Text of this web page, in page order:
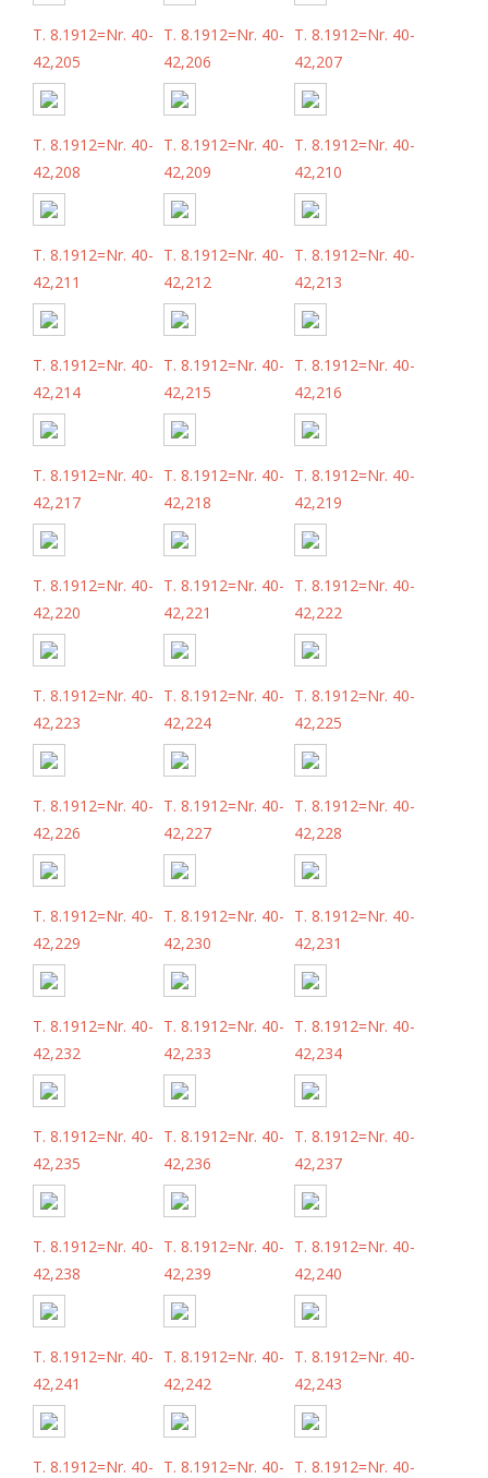
T. 8.1912=Nr. 40-
42,205
T. 8.1912=Nr. 40-
42,206
T. 8.1912=Nr. 40-
42,207
T. 8.1912=Nr. 40-
42,208
T. 8.1912=Nr. 40-
42,209
T. 8.1912=Nr. 40-
42,210
T. 8.1912=Nr. 40-
42,211
T. 8.1912=Nr. 40-
42,212
T. 8.1912=Nr. 40-
42,213
T. 8.1912=Nr. 40-
42,214
T. 8.1912=Nr. 40-
42,215
T. 8.1912=Nr. 40-
42,216
T. 8.1912=Nr. 40-
42,217
T. 8.1912=Nr. 40-
42,218
T. 8.1912=Nr. 40-
42,219
T. 8.1912=Nr. 40-
42,220
T. 8.1912=Nr. 40-
42,221
T. 8.1912=Nr. 40-
42,222
T. 8.1912=Nr. 40-
42,223
T. 8.1912=Nr. 40-
42,224
T. 8.1912=Nr. 40-
42,225
T. 8.1912=Nr. 40-
42,226
T. 8.1912=Nr. 40-
42,227
T. 8.1912=Nr. 40-
42,228
T. 8.1912=Nr. 40-
42,229
T. 8.1912=Nr. 40-
42,230
T. 8.1912=Nr. 40-
42,231
T. 8.1912=Nr. 40-
42,232
T. 8.1912=Nr. 40-
42,233
T. 8.1912=Nr. 40-
42,234
T. 8.1912=Nr. 40-
42,235
T. 8.1912=Nr. 40-
42,236
T. 8.1912=Nr. 40-
42,237
T. 8.1912=Nr. 40-
42,238
T. 8.1912=Nr. 40-
42,239
T. 8.1912=Nr. 40-
42,240
T. 8.1912=Nr. 40-
42,241
T. 8.1912=Nr. 40-
42,242
T. 8.1912=Nr. 40-
42,243
T. 8.1912=Nr. 40- T. 8.1912=Nr. 40- T. 8.1912=Nr. 40-